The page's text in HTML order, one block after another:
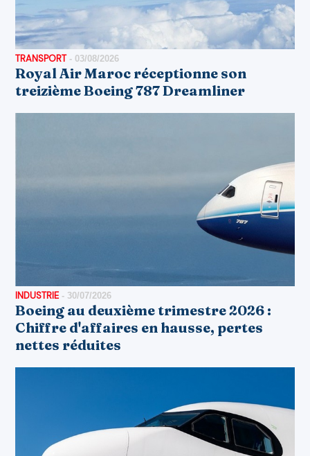
TRANSPORT- 03/08/2026
Royal Air Maroc réceptionne son
treizième Boeing 787 Dreamliner
INDUSTRIE - 30/07/2026
Boeing au deuxième trimestre 2026 :
Chiffre d'affaires en hausse, pertes
nettes réduites